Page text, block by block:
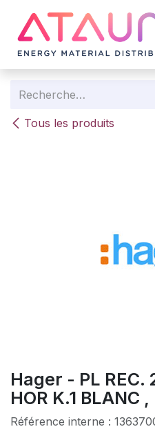
Tous les produits
Hager - PL REC.
HOR K.1 BLANC ,
Référence interne :